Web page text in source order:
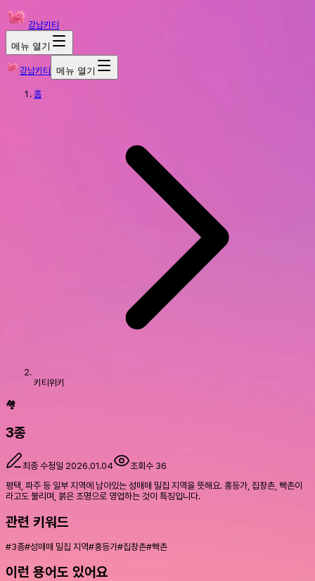
강남키티
메뉴 열기
강남키티 메뉴 열기
홈
키티위키
🏘️
3종
최종 수정일 2026.01.04 조회수 36
평택, 파주 등 일부 지역에 남아있는 성매매 밀집 지역을 뜻해요. 홍등가, 집창촌, 빡촌이
라고도 불리며, 붉은 조명으로 영업하는 것이 특징입니다.
관련 키워드
#3종#성매매 밀집 지역#홍등가#집창촌#빡촌
이런 용어도 있어요